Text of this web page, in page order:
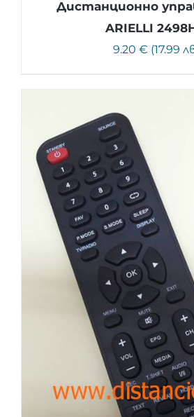
Дистанционно
ARIELLI
9.20 € (17.99